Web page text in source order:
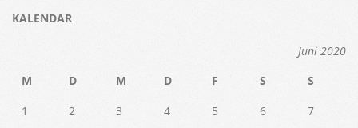
KALENDAR
Juni 2020
M
D M D F S
S
1
2 3 4 5 6
7